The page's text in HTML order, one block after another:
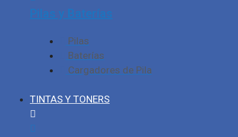
Pilas y Baterías
Pilas
Baterías
Cargadores de Pila
TINTAS Y TONERS